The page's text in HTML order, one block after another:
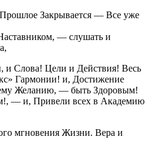
Закрывается — Все уже
— слушать и
Слова! Цели и Действия! Весь
Гармонии! и, Достижение
Желанию, — быть Здоровым!
— и, Привели всех в Академию
мгновения Жизни. Вера и